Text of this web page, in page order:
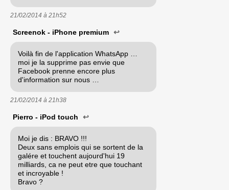
21/02/2014 à 21h52
Screenok - iPhone premium ↩
Voilà fin de l'application WhatsApp …
moi je la supprime pas envie que
Facebook prenne encore plus
d'information sur nous …
21/02/2014 à 21h38
Pierro - iPod touch ↩
Moi je dis : BRAVO !!!
Deux sans emplois qui se sortent de la
galére et touchent aujourd'hui 19
milliards, ca ne peut etre que touchant
et incroyable !
Bravo ?